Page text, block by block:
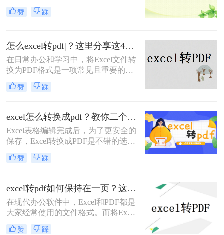
PDF格式，以便于共享、打印或存
档，因为PDF格式能够确保文档的外
xlsx怎么转换成pdf呢？下面，我们将
详细介绍几种将XLSX文件转换为
PDF的有效方法，无论你是在办公室
赖在线工具，都能找到适合自己的解
赞 踩
怎么excel转pdf|？这里分享这4种操作方法！
在日常办公和学习中，将Excel文件转
换为PDF格式是一项常见且重要的任
务。PDF格式因其跨平台性、格式稳
定性和安全性，成为了分享和保存电
pdf呢？本文将详细介绍几种将Excel
文件转换成PDF的方法，帮助您轻松
完成转换。
赞 踩
excel怎么转换成pdf？教你二个方法轻松对应！
Excel表格编辑完成后，为了更安全的
保存，Excel转换成PDF是不错的选
择，excel怎么转换成pdf？对表格文件
进行转换，保存成PDF的形式，可以
招，Excel转PDF简单几步轻松完成。
赞 踩
excel转pdf如何保持在一页？这四种方法，从此再也不用分页困扰你！
在现代办公软件中，Excel和PDF都是
大家经常使用的文件格式。而将Excel
文件转换为PDF文件在很多时候是必
赞 踩